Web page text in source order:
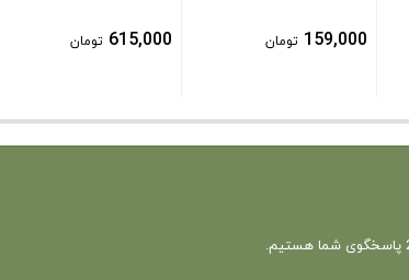
159,000 تومان 615,000 تومان